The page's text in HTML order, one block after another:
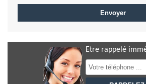
Etre rappelé